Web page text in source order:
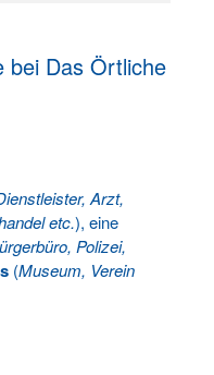
bei Das Örtliche
Arzt,
etc.), eine
Polizei,
(Museum, Verein